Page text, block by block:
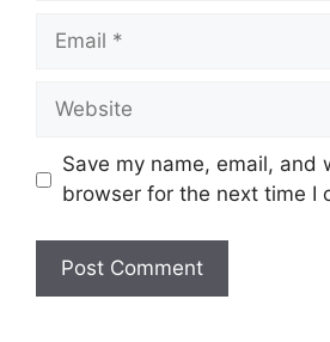
Save my name, email, and
browser for the next time I